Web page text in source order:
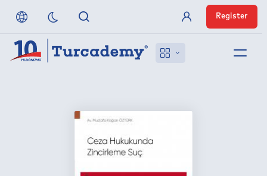
Off-Campus Access
Member Login
Register